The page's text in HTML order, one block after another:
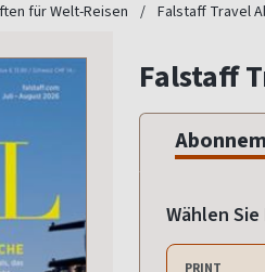
für Welt-Reisen Falstaff Travel
Falstaff
Wählen Sie
PRINT